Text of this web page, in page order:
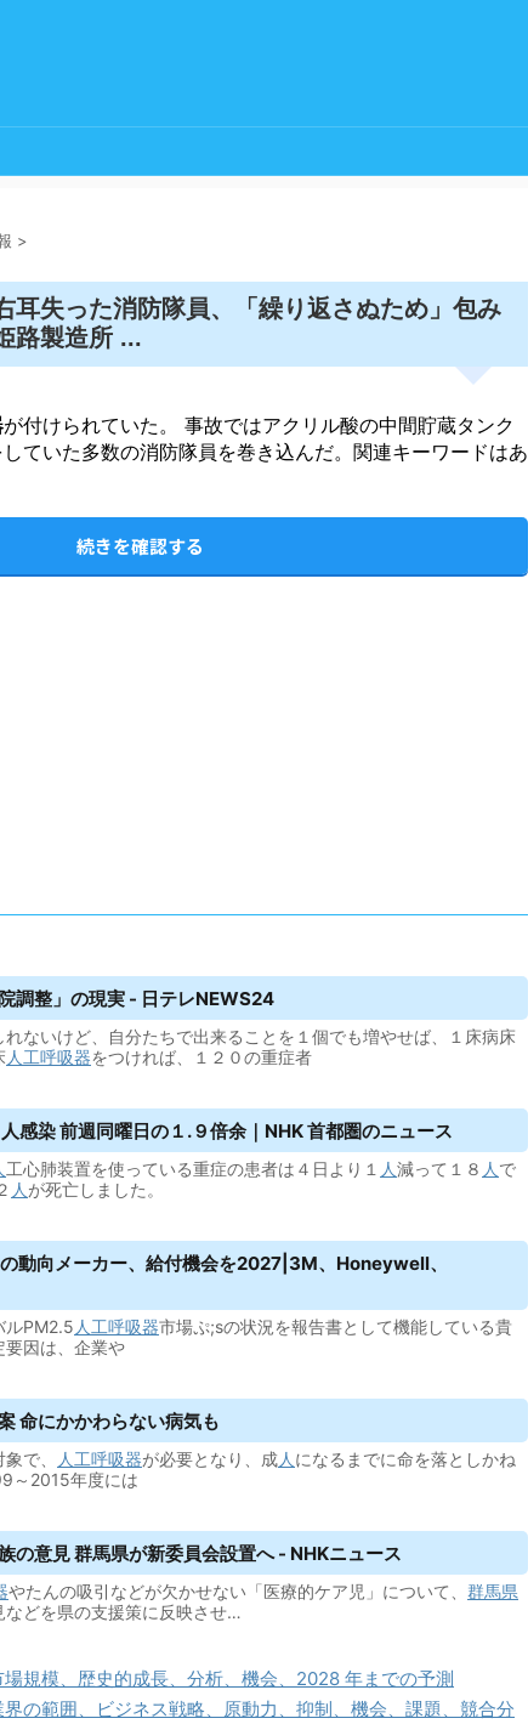
>
耳失った消防隊員、「繰り返さぬため」包み
路製造所 ...
が付けられていた。 事故ではアクリル酸の中間貯蔵タンク
ていた多数の消防隊員を巻き込んだ。関連キーワードはあ
続きを確認する
調整」の現実 - 日テレNEWS24
ないけど、自分たちで出来ることを１個でも増やせば、１床病床
人工呼吸器をつければ、１２０の重症者
感染 前週同曜日の１.９倍余｜NHK 首都圏のニュース
工心肺装置を使っている重症の患者は４日より１ 人減って１８ 人 で
人 が死亡しました。
動向メーカー、給付機会を2027|3M、Honeywell、
ルPM2.5 人工呼吸器市場ぷ;sの状況を報告書として機能している貴
要因は、企業や
命にかかわらない病気も
で、 人工呼吸器が必要となり、成人 になるまでに命を落としかね
～2015年度には
の意見 群馬県が新委員会設置へ - NHKニュース
やたんの吸引などが欠かせない「医療的ケア児」について、 群馬県
どを県の支援策に反映させ…
規模、歴史的成長、分析、機会、2028 年までの予測
の範囲、ビジネス戦略、原動力、抑制、機会、課題、競合分